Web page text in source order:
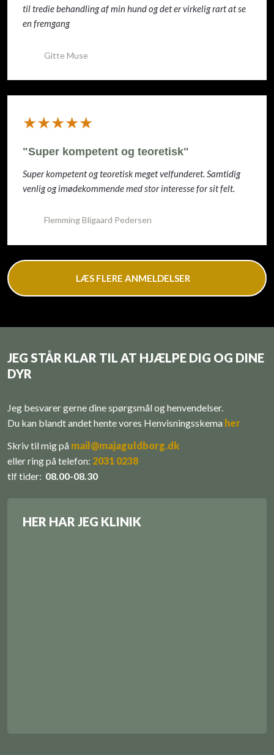
til tredie behandling af min hund og det er virkelig rart at se
en fremgang
Gitte Muse
​★★★★★
"Super kompetent og teoretisk"
Super kompetent og teoretisk meget velfunderet. Samtidig
venlig og imødekommende med stor interesse for sit felt.
Flemming Bligaard Pedersen
LÆS FLERE ANMELDELSER
JEG STÅR KLAR TIL AT HJÆLPE DIG OG DINE
DYR
Jeg besvarer gerne dine spørgsmål og henvendelser.
Du kan blandt andet hente vores ​Henvisningsskema her
Skriv til mig på mail@majaguldborg.dk
eller r​ing på telefon: 2031 0238
tlf tider: 08.00-08.30
HER HAR JEG KLINIK